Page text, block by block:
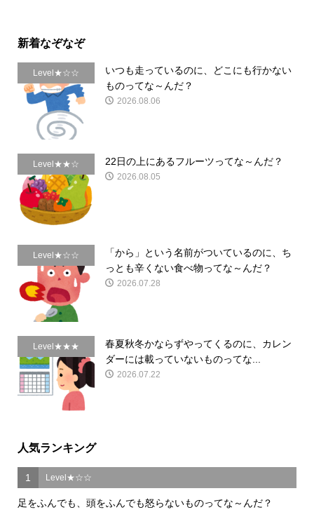
新着なぞなぞ
Level★☆☆
いつも走っているのに、どこにも行かない
ものってな～んだ？
2026.08.06
Level★★☆ 22日の上にあるフルーツってな～んだ？
2026.08.05
Level★☆☆
「から」という名前がついているのに、ち
っとも辛くない食べ物ってな～んだ？
2026.07.28
Level★★★
春夏秋冬かならずやってくるのに、カレン
ダーには載っていないものってな...
2026.07.22
人気ランキング
1 Level★☆☆
足をふんでも、頭をふんでも怒らないものってな～んだ？